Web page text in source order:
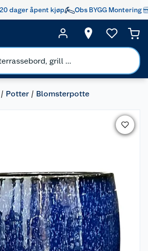
dager åpent kjøp Obs BYGG Montering
Potter Blomsterpotte